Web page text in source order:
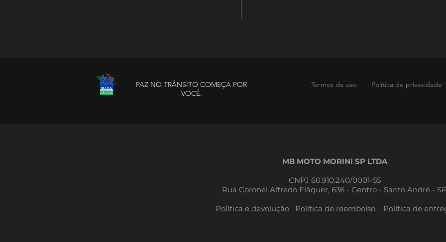
PAZ NO TRÂNSITO COMEÇA POR
VOCÊ.
Termos de uso Política de privacidade
MB MOTO MORINI SP LTDA
CNPJ 60.910.240/0001-55
Rua Coronel Alfredo Fláquer, 636 - Centro - Santo André -
Política e devolução
Política de reembolso Política de